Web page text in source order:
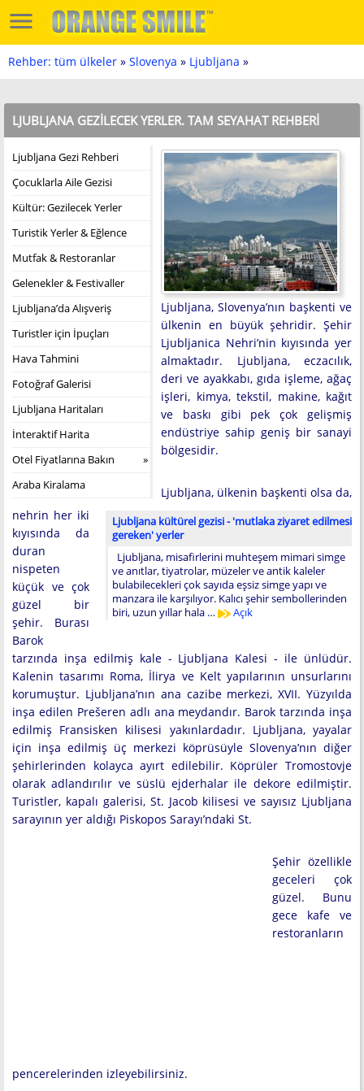
Rehber: tüm ülkeler » Slovenya » Ljubljana »
LJUBLJANA GEZILECEK YERLER. TAM SEYAHAT REHBERI
Ljubljana Gezi Rehberi
Çocuklarla Aile Gezisi
Kültür: Gezilecek Yerler
Turistik Yerler & Eğlence
Mutfak & Restoranlar
Gelenekler & Festivaller
Ljubljana’da Alışveriş
Turistler için İpuçları
Hava Tahmini
Fotoğraf Galerisi
Ljubljana Haritaları
İnteraktif Harita
Otel Fiyatlarına Bakın
Araba Kiralama
Ljubljana, Slovenya’nın başkenti ve
ülkenin en büyük şehridir. Şehir
Ljubljanica Nehri’nin kıyısında yer
almaktadır. Ljubljana, eczacılık,
deri ve ayakkabı, gıda işleme, ağaç
işleri, kimya, tekstil, makine, kağıt
ve baskı gibi pek çok gelişmiş
endüstriye sahip geniş bir sanayi
bölgesidir.
Ljubljana kültürel gezisi - 'mutlaka ziyaret edilmesi
gereken' yerler
Ljubljana, misafirlerini muhteşem mimari simge
ve anıtlar, tiyatrolar, müzeler ve antik kaleler
bulabilecekleri çok sayıda eşsiz simge yapı ve
manzara ile karşılıyor. Kalıcı şehir sembollerinden
biri, uzun yıllar hala …
Açık
Ljubljana, ülkenin başkenti olsa da,
nehrin her iki
kıyısında da
duran
nispeten
küçük ve çok
güzel bir
şehir. Burası
Barok
tarzında inşa edilmiş kale - Ljubljana Kalesi - ile ünlüdür.
Kalenin tasarımı Roma, İlirya ve Kelt yapılarının unsurlarını
korumuştur. Ljubljana’nın ana cazibe merkezi, XVII. Yüzyılda
inşa edilen Prešeren adlı ana meydandır. Barok tarzında inşa
edilmiş Fransisken kilisesi yakınlardadır. Ljubljana, yayalar
için inşa edilmiş üç merkezi köprüsüyle Slovenya’nın diğer
şehirlerinden kolayca ayırt edilebilir. Köprüler Tromostovje
olarak adlandırılır ve süslü ejderhalar ile dekore edilmiştir.
Turistler, kapalı galerisi, St. Jacob kilisesi ve sayısız Ljubljana
sarayının yer aldığı Piskopos Sarayı’ndaki St.
Şehir özellikle
geceleri çok
güzel. Bunu
gece kafe ve
restoranların
pencerelerinden izleyebilirsiniz.